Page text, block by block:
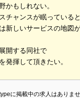
かもしれない。
チャンスが眠っている
新しいサービスの地図
開する同社で
発揮して頂きたい。
に掲載中の求人はありませ